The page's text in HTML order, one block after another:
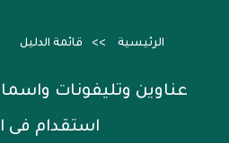
الرئيسية قائمة الدليل
عناوين وتليفونات
استقدام فى